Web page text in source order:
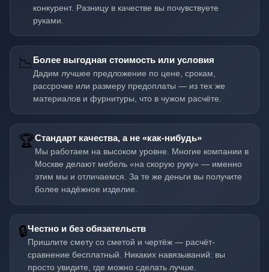
конкурент. Разницу в качестве вы почувствуете
руками.
📉Более выгодная стоимость или условия
Дадим лучшее предложение по цене, срокам,
рассрочке или размеру предоплаты — из тех же
материалов и фурнитуры, что в чужом расчёте.
🏆Стандарт качества, а не «как-нибудь»
Мы работаем на высоком уровне. Многие компании в
Москве делают мебель «на скорую руку» — именно
этим мы и отличаемся. За те же деньги вы получите
более надёжное изделие.
🔒Честно и без обязательств
Пришлите смету со сметой и чертёж — расчёт-
сравнение бесплатный. Никаких навязываний: вы
просто увидите, где можно сделать лучше.